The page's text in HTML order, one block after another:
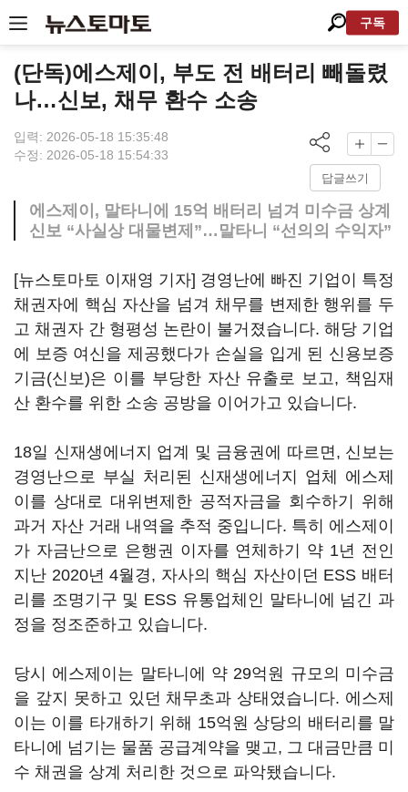
구독
(단독)에스제이, 부도 전 배터리 빼돌렸
나…신보, 채무 환수 소송
입력: 2026-05-18 15:35:48
수정: 2026-05-18 15:54:33
답글쓰기
에스제이, 말타니에 15억 배터리 넘겨 미수금 상계
신보 “사실상 대물변제”…말타니 “선의의 수익자”
[뉴스토마토 이재영 기자] 경영난에 빠진 기업이 특정
채권자에 핵심 자산을 넘겨 채무를 변제한 행위를 두
고 채권자 간 형평성 논란이 불거졌습니다. 해당 기업
에 보증 여신을 제공했다가 손실을 입게 된 신용보증
기금(신보)은 이를 부당한 자산 유출로 보고, 책임재
산 환수를 위한 소송 공방을 이어가고 있습니다.
18일 신재생에너지 업계 및 금융권에 따르면, 신보는
경영난으로 부실 처리된 신재생에너지 업체 에스제
이를 상대로 대위변제한 공적자금을 회수하기 위해
과거 자산 거래 내역을 추적 중입니다. 특히 에스제이
가 자금난으로 은행권 이자를 연체하기 약 1년 전인
지난 2020년 4월경, 자사의 핵심 자산이던 ESS 배터
리를 조명기구 및 ESS 유통업체인 말타니에 넘긴 과
정을 정조준하고 있습니다.
당시 에스제이는 말타니에 약 29억원 규모의 미수금
을 갚지 못하고 있던 채무초과 상태였습니다. 에스제
이는 이를 타개하기 위해 15억원 상당의 배터리를 말
타니에 넘기는 물품 공급계약을 맺고, 그 대금만큼 미
수 채권을 상계 처리한 것으로 파악됐습니다.